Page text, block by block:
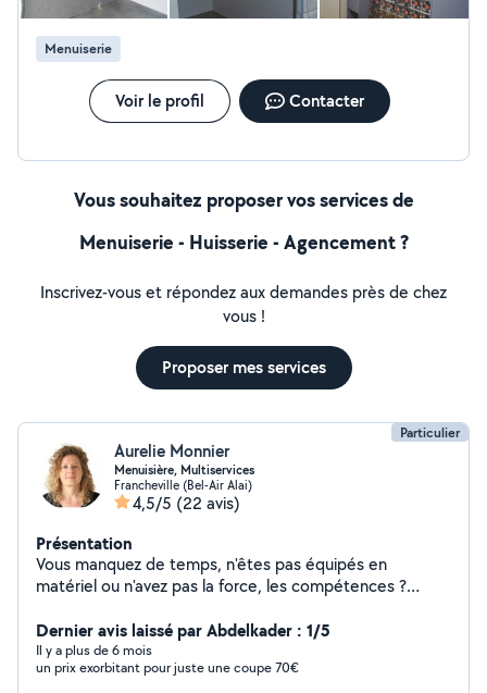
Menuiserie
Voir le profil Contacter
Vous souhaitez proposer vos services de
Menuiserie - Huisserie - Agencement ?
Inscrivez-vous et répondez aux demandes près de chez
vous !
Proposer mes services
Particulier
Aurelie Monnier
Menuisière, Multiservices
Francheville (Bel-Air Alai)
4,5/5 (22 avis)
Présentation
Vous manquez de temps, n'êtes pas équipés en
matériel ou n'avez pas la force, les compétences ?
travaux de bricolage à votre domicile. Clientèle de
particuliers ET professionnels PAR EXEMPLE : Montage
de meubles en kit Découpe de plan de travail Pose de
Dernier avis laissé par Abdelkader : 1/5
Il y a plus de 6 mois
un prix exorbitant pour juste une coupe 70€